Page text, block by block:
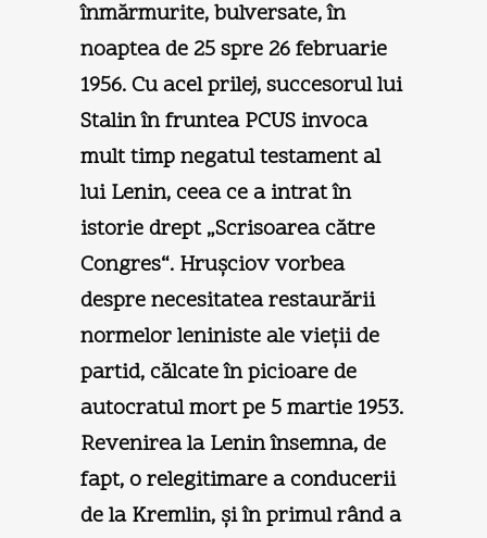
înmărmurite, bulversate, în
noaptea de 25 spre 26 februarie
1956. Cu acel prilej, succesorul lui
Stalin în fruntea PCUS invoca
mult timp negatul testament al
lui Lenin, ceea ce a intrat în
istorie drept „Scrisoarea către
Congres“. Hruşciov vorbea
despre necesitatea restaurării
normelor leniniste ale vieţii de
partid, călcate în picioare de
autocratul mort pe 5 martie 1953.
Revenirea la Lenin însemna, de
fapt, o relegitimare a conducerii
de la Kremlin, şi în primul rând a